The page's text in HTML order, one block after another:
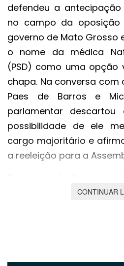
defendeu a
no campo da
governo de Mato Grosso
o nome da médica
(PSD) como uma opção
chapa. Na conversa com
Paes de Barros e
parlamentar descartou
possibilidade de ele
cargo majoritário e
a reeleição para a
candidatura com
tomar a decisão no
CONTINUAR